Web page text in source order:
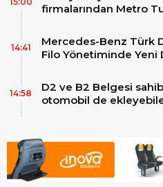
firmalarından Metro
MAN Skyliner ile
Mercedes-Benz Türk
Filo Yönetiminde Yeni
14:41
D2 ve B2 Belgesi
otomobil de
14:58